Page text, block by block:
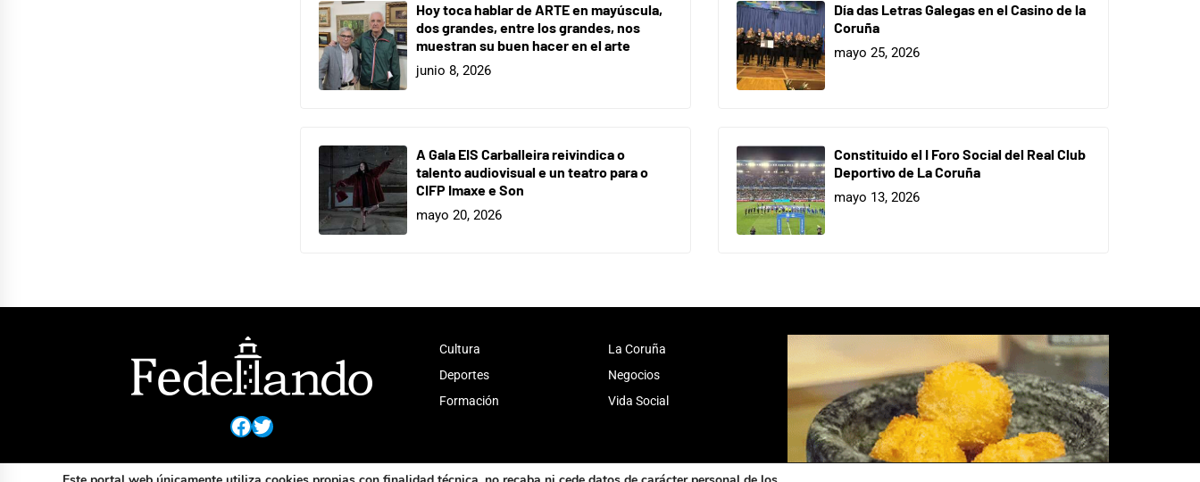
Hoy toca hablar de ARTE en mayúscula,
dos grandes, entre los grandes, nos
muestran su buen hacer en el arte
junio 8, 2026
Día das Letras Galegas en el Casino de la
Coruña
mayo 25, 2026
A Gala EIS Carballeira reivindica o
talento audiovisual e un teatro para o
CIFP Imaxe e Son
mayo 20, 2026
Constituido el I Foro Social del Real Club
Deportivo de La Coruña
mayo 13, 2026
Facebook
Twitter
Cultura
Deportes
Formación
La Coruña
Negocios
Vida Social